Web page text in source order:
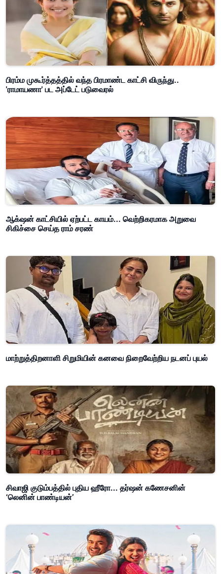
பிரம்ம முகூர்த்தத்தில் வந்த பிரமாண்ட காட்சி விருந்து..
'ராமாயணா' பட அப்டேட் படுவைரல்
ஆக்‌ஷன் காட்சியில் ஏற்பட்ட காயம்... வெற்றிகரமாக அறுவை
சிகிச்சை செய்த ராம் சரண்
மாற்றுத்திறனாளி சிறுமியின் கனவை நிறைவேற்றிய நடனப் புயல்
சிவாஜி குடும்பத்தில் புதிய ஹீரோ... தர்ஷன் கணேசனின்
‘லெனின் பாண்டியன்’